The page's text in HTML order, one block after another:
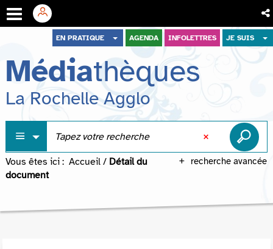
menu
contenu
recherche
EN PRATIQUE AGENDA INFOLETTRES JE SUIS
Médiathèques
La Rochelle Agglo
recherche avancée
Vous êtes ici : Accueil / Détail du
document